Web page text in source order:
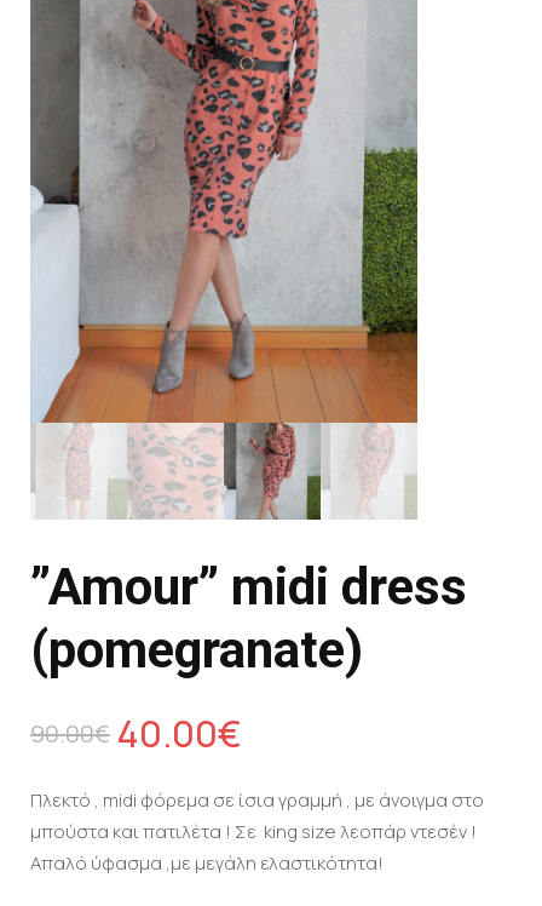
”Amour” midi dress
(pomegranate)
90.00€ 40.00€
Πλεκτό , midi φόρεμα σε ίσια γραμμή , με άνοιγμα στο
μπούστα και πατιλέτα ! Σε king size λεοπάρ ντεσέν !
Απαλό ύφασμα ,με μεγάλη ελαστικότητα!